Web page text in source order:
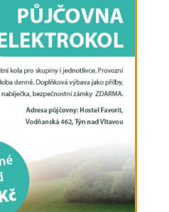
POKOJ
nebo výhradní
toaletou. V každém
a židle. Na každém patře
vařičem,
troubou a
jsou zdarma, stejně jako